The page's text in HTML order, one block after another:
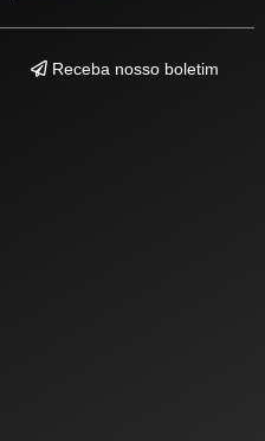
Receba nosso boletim